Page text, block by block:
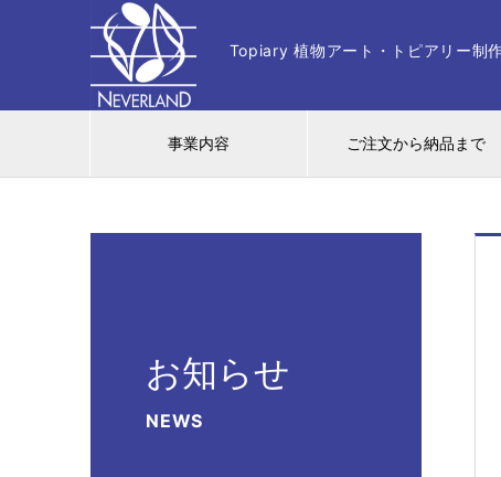
Topiary 植物アート・トピアリー制
事業内容 ご注文から納品まで
お知らせ
NEWS